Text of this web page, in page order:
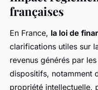
françaises
En France, la loi de
clarifications utiles sur
revenus générés par
dispositifs, notamment
propriété intellectuelle,